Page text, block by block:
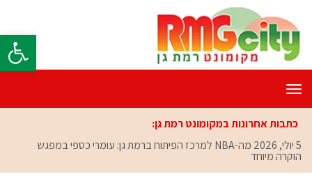
פתח
תפריט
כתבות אחרונות במקומונט רמת גן:
5 יולי, 2026
מה-NBA למרכז הפיתוח ברמת גן: עומרי כספי במפגש
הוקרה מיוחד